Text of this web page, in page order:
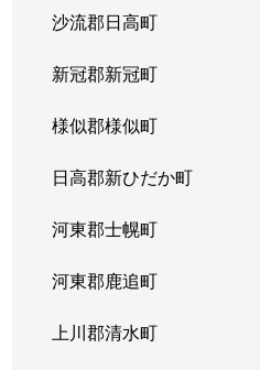
沙流郡日高町
新冠郡新冠町
様似郡様似町
日高郡新ひだか町
河東郡士幌町
河東郡鹿追町
上川郡清水町